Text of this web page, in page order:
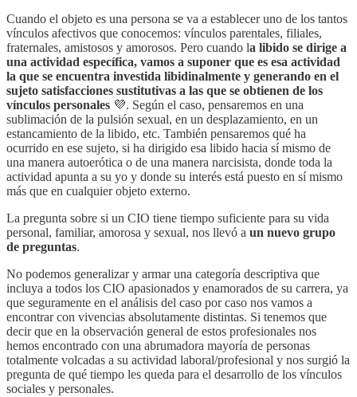
Cuando el objeto es una persona se va a establecer uno de los tantos
vínculos afectivos que conocemos: vínculos parentales, filiales,
fraternales, amistosos y amorosos. Pero cuando la libido se dirige a
una actividad específica, vamos a suponer que es esa actividad
la que se encuentra investida libidinalmente y generando en el
sujeto satisfacciones sustitutivas a las que se obtienen de los
vínculos personales 💜. Según el caso, pensaremos en una
sublimación de la pulsión sexual, en un desplazamiento, en un
estancamiento de la libido, etc. También pensaremos qué ha
ocurrido en ese sujeto, si ha dirigido esa libido hacia sí mismo de
una manera autoerótica o de una manera narcisista, donde toda la
actividad apunta a su yo y donde su interés está puesto en sí mismo
más que en cualquier objeto externo.
La pregunta sobre si un CIO tiene tiempo suficiente para su vida
personal, familiar, amorosa y sexual, nos llevó a un nuevo grupo
de preguntas.
No podemos generalizar y armar una categoría descriptiva que
incluya a todos los CIO apasionados y enamorados de su carrera, ya
que seguramente en el análisis del caso por caso nos vamos a
encontrar con vivencias absolutamente distintas. Si tenemos que
decir que en la observación general de estos profesionales nos
hemos encontrado con una abrumadora mayoría de personas
totalmente volcadas a su actividad laboral/profesional y nos surgió la
pregunta de qué tiempo les queda para el desarrollo de los vínculos
sociales y personales.